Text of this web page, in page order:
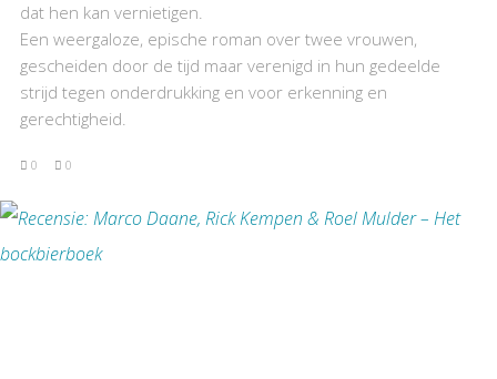
dat hen kan vernietigen.
Een weergaloze, epische roman over twee vrouwen,
gescheiden door de tijd maar verenigd in hun gedeelde
strijd tegen onderdrukking en voor erkenning en
gerechtigheid.
0 0
BEKIJK RECENSIE